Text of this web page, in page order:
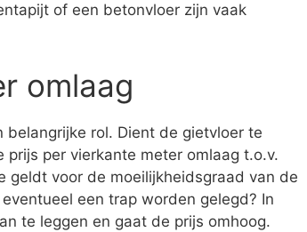
of een betonvloer zijn vaak
omlaag
rol. Dient de gietvloer te
per vierkante meter omlaag t.o.v.
geldt voor de moeilijkheidsgraad van de
een trap worden gelegd? In
te leggen en gaat de prijs omhoog.